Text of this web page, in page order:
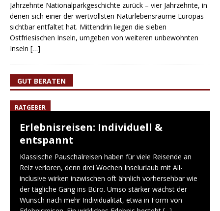
Jahrzehnte Nationalparkgeschichte zurück – vier Jahrzehnte, in
denen sich einer der wertvollsten Naturlebensräume Europas
sichtbar entfaltet hat. Mittendrin liegen die sieben
Ostfriesischen Inseln, umgeben von weiteren unbewohnten
Inseln […]
GUT BERATEN
RATGEBER
Erlebnisreisen: Individuell &
entspannt
Klassische Pauschalreisen haben für viele Reisende an
Reiz verloren, denn drei Wochen Inselurlaub mit All-
inclusive wirken inzwischen oft ähnlich vorhersehbar wie
der tägliche Gang ins Büro. Umso stärker wächst der
Wunsch nach mehr Individualität, etwa in Form von